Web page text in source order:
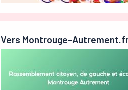
Vers Montrouge-